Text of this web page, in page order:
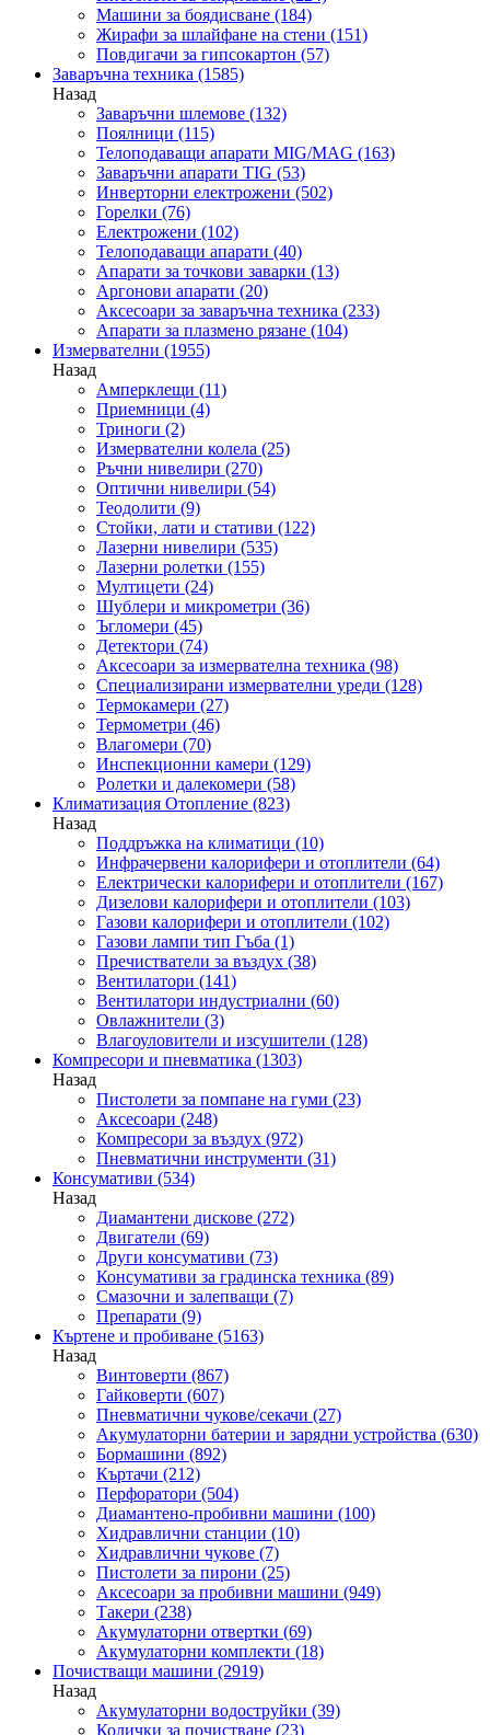
Машини за боядисване (184)
Жирафи за шлайфане на стени (151)
Повдигачи за гипсокартон (57)
Заваръчна техника (1585)
Назад
Заваръчни шлемове (132)
Поялници (115)
Телоподаващи апарати MIG/MAG (163)
Заваръчни апарати TIG (53)
Инверторни електрожени (502)
Горелки (76)
Електрожени (102)
Телоподаващи апарати (40)
Апарати за точкови заварки (13)
Аргонови апарати (20)
Аксесоари за заваръчна техника (233)
Апарати за плазмено рязане (104)
Измервателни (1955)
Назад
Амперклещи (11)
Приемници (4)
Триноги (2)
Измервателни колела (25)
Ръчни нивелири (270)
Оптични нивелири (54)
Теодолити (9)
Стойки, лати и стативи (122)
Лазерни нивелири (535)
Лазерни ролетки (155)
Мултицети (24)
Шублери и микрометри (36)
Ъгломери (45)
Детектори (74)
Аксесоари за измервателна техника (98)
Специализирани измервателни уреди (128)
Термокамери (27)
Термометри (46)
Влагомери (70)
Инспекционни камери (129)
Ролетки и далекомери (58)
Климатизация Отопление (823)
Назад
Поддръжка на климатици (10)
Инфрачервени калорифери и отоплители (64)
Електрически калорифери и отоплители (167)
Дизелови калорифери и отоплители (103)
Газови калорифери и отоплители (102)
Газови лампи тип Гъба (1)
Пречистватели за въздух (38)
Вентилатори (141)
Вентилатори индустриални (60)
Овлажнители (3)
Влагоуловители и изсушители (128)
Компресори и пневматика (1303)
Назад
Пистолети за помпане на гуми (23)
Аксесоари (248)
Компресори за въздух (972)
Пневматични инструменти (31)
Консумативи (534)
Назад
Диамантени дискове (272)
Двигатели (69)
Други консумативи (73)
Консумативи за градинска техника (89)
Смазочни и залепващи (7)
Препарати (9)
Къртене и пробиване (5163)
Назад
Винтоверти (867)
Гайковерти (607)
Пневматични чукове/секачи (27)
Акумулаторни батерии и зарядни устройства (630)
Бормашини (892)
Къртачи (212)
Перфоратори (504)
Диамантено-пробивни машини (100)
Хидравлични станции (10)
Хидравлични чукове (7)
Пистолети за пирони (25)
Аксесоари за пробивни машини (949)
Такери (238)
Акумулаторни отвертки (69)
Акумулаторни комплекти (18)
Почистващи машини (2919)
Назад
Акумулаторни водоструйки (39)
Колички за почистване (23)